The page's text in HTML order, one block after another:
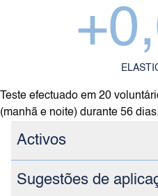
+
Teste efectuado em 20
(manhã e noite) durante 56 dias.
Activos
Sugestões de